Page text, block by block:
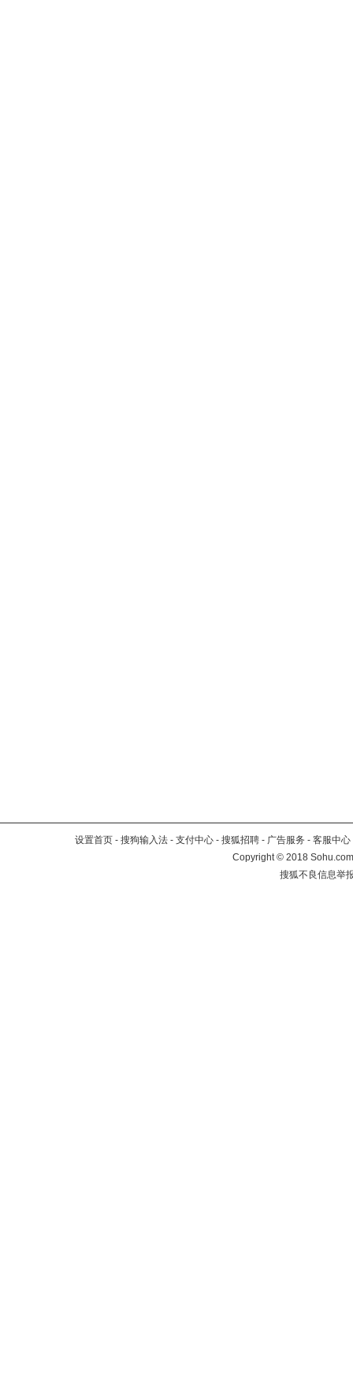
设置首页 - 搜狗输入法 - 支付中心 - 搜狐招聘 - 广告服务 - 客服中心
Copyright©2018
搜狐不良信息举